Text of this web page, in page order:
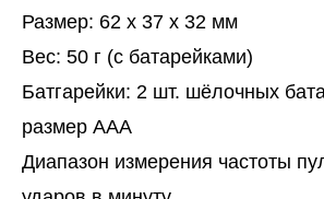
Размер: 62 x 37 x 32 мм
Вес: 50 г (с батарейками)
Батгарейки: 2 шт. шёлочных
размер AAA
Диапазон измерения частоты